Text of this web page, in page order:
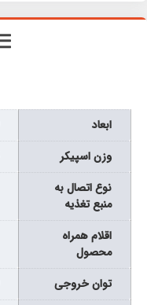
ابعاد
وزن اسپیکر
نوع اتصال به
منبع تغذیه
اقلام همراه
محصول
توان خروجی